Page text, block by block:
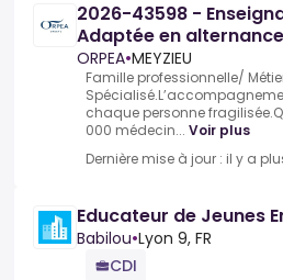
2026-43598 -
Adaptée en
ORPEA•MEYZIEU
Famille professionnelle/
chaque personne
000 médecin... Voir plus
Dernière mise à jour : il y a
Educateur de Jeunes
Babilou•Lyon 9, FR
CDI